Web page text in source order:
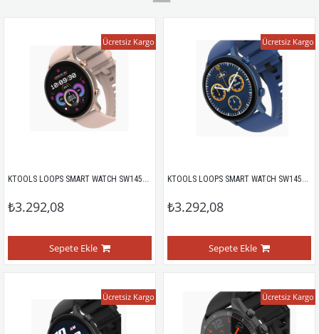
KTOOLS LOOPS SMART WATCH SW1450H ROSE GOLD
₺3.292,08
Sepete Ekle
Ücretsiz Kargo
KTOOLS LOOPS SMART WATCH SW1450H BLUE
₺3.292,08
Sepete Ekle
Ücretsiz Kargo
Ücretsiz Kargo Ücretsiz Kargo